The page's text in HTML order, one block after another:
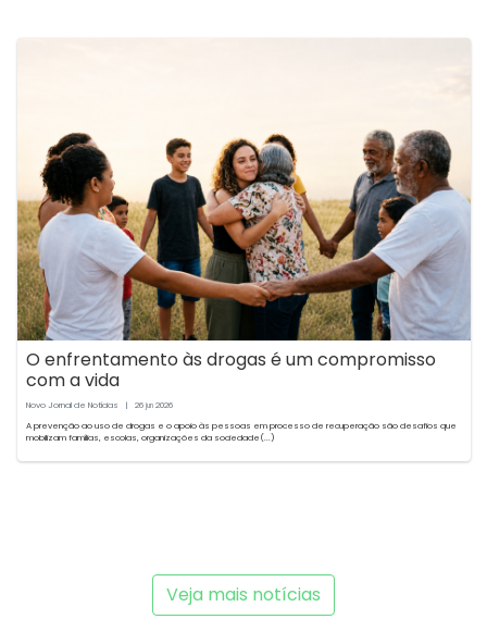
O enfrentamento às drogas é um compromisso
com a vida
Novo Jornal de Notícias | 26 jun2026
A prevenção ao uso de drogas e o apoio às pessoas em processo de recuperação são desafios que
mobilizam famílias, escolas, organizações da sociedade(...)
Veja mais notícias